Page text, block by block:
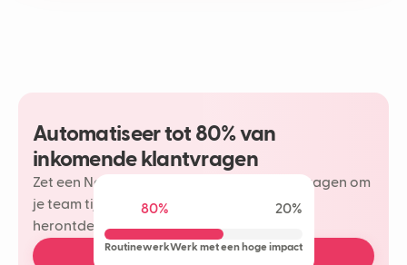
Automatiseer tot 80% van
inkomende klantvragen
Zet een Neople in op je meest herhaalde vragen om
je team tijd te besparen en meer plezier te
herontdekken in je klantinteracties.
Plan een gratis demo
80% 20%
RoutinewerkWerk met een hoge impact